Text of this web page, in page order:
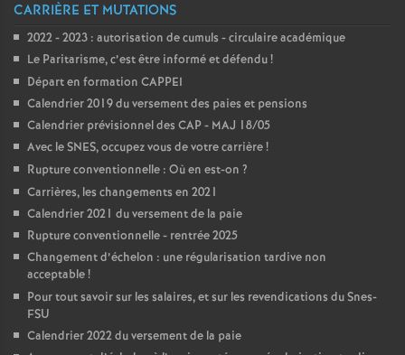
CARRIÈRE ET MUTATIONS
2022 - 2023 : autorisation de cumuls - circulaire académique
Le Paritarisme, c’est être informé et défendu!
Départ en formation CAPPEI
Calendrier 2019 du versement des paies et pensions
Calendrier prévisionnel des CAP - MAJ 18/05
Avec le SNES, occupez vous de votre carrière!
Rupture conventionnelle : Où en est-on ?
Carrières, les changements en 2021
Calendrier 2021 du versement de la paie
Rupture conventionnelle - rentrée 2025
Changement d’échelon : une régularisation tardive non
acceptable!
Pour tout savoir sur les salaires, et sur les revendications du Snes-
FSU
Calendrier 2022 du versement de la paie